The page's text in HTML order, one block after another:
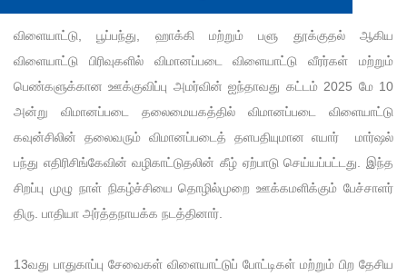
விளையாட்டு, பூப்பந்து, ஹாக்கி மற்றும் பளு தூக்குதல் ஆகிய
விளையாட்டு பிரிவுகளில் விமானப்படை விளையாட்டு வீரர்கள் மற்றும்
பெண்களுக்கான ஊக்குவிப்பு அமர்வின் ஐந்தாவது கட்டம் 2025 மே 10
அன்று விமானப்படை தலைமையகத்தில் விமானப்படை விளையாட்டு
கவுன்சிலின் தலைவரும் விமானப்படைத் தளபதியுமான எயார் மார்ஷல்
பந்து எதிரிசிங்கேவின் வழிகாட்டுதலின் கீழ் ஏற்பாடு செய்யப்பட்டது. இந்த
சிறப்பு முழு நாள் நிகழ்ச்சியை தொழில்முறை ஊக்கமளிக்கும் பேச்சாளர்
திரு. பாதியா அர்த்தநாயக்க நடத்தினார்.
13வது பாதுகாப்பு சேவைகள் விளையாட்டுப் போட்டிகள் மற்றும் பிற தேசிய